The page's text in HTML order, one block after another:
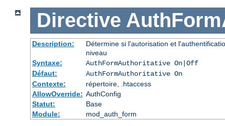
Directive
Description:
Détermine si l'autorisation et
niveau
Syntaxe:
AuthFormAuthoritative On|Off
Défaut:
AuthFormAuthoritative On
Contexte:
répertoire, .htaccess
AllowOverride: AuthConfig
Statut:
Base
Module:
mod_auth_form